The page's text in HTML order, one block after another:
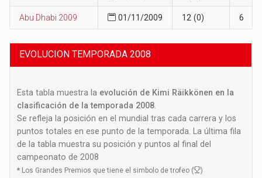
Abu Dhabi 2009 01/11/2009 12 (0) 6
EVOLUCION TEMPORADA 2008
Esta tabla muestra la evolución de Kimi Räikkönen en la
clasificación de la temporada 2008
Se refleja la posición en el mundial tras cada carrera y los
puntos totales en ese punto de la temporada. La última fila
de la tabla muestra su posición y puntos al final del
campeonato de 2008
* Los Grandes Premios que tiene el simbolo de trofeo (
)